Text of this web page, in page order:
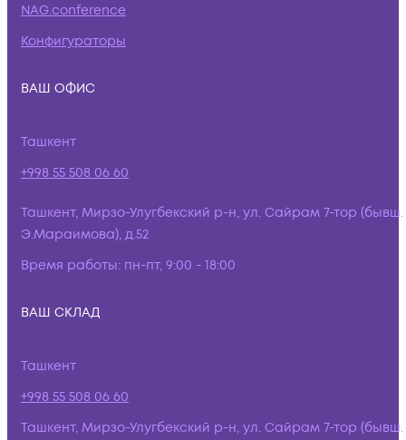
NAG.conference
Конфигураторы
ВАШ ОФИС
Ташкент
+998 55 508 06 60
Ташкент, Мирзо-Улугбекский р-н, ул. Сайрам 7-тор (бывш.
Э.Мараимова), д.52
Время работы: пн-пт, 9:00 - 18:00
ВАШ СКЛАД
Ташкент
+998 55 508 06 60
Ташкент, Мирзо-Улугбекский р-н, ул. Сайрам 7-тор (бывш.